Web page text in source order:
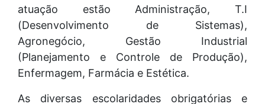
atuação estão Administração, T.I
(Desenvolvimento de Sistemas),
Agronegócio, Gestão Industrial
(Planejamento e Controle de Produção),
Enfermagem, Farmácia e Estética.
As diversas escolaridades obrigatórias e